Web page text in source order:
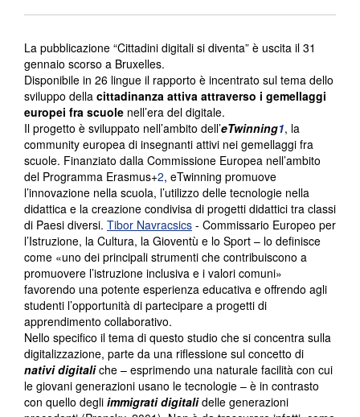
La pubblicazione “Cittadini digitali si diventa” è uscita il 31
gennaio scorso a Bruxelles.
Disponibile in 26 lingue il rapporto è incentrato sul tema dello
sviluppo della cittadinanza attiva attraverso i gemellaggi
europei fra scuole nell’era del digitale.
Il progetto è sviluppato nell’ambito dell’eTwinning1, la
community europea di insegnanti attivi nei gemellaggi fra
scuole. Finanziato dalla Commissione Europea nell’ambito
del Programma Erasmus+2, eTwinning promuove
l’innovazione nella scuola, l’utilizzo delle tecnologie nella
didattica e la creazione condivisa di progetti didattici tra classi
di Paesi diversi. Tibor Navracsics - Commissario Europeo per
l’Istruzione, la Cultura, la Gioventù e lo Sport – lo definisce
come «uno dei principali strumenti che contribuiscono a
promuovere l’istruzione inclusiva e i valori comuni»
favorendo una potente esperienza educativa e offrendo agli
studenti l’opportunità di partecipare a progetti di
apprendimento collaborativo.
Nello specifico il tema di questo studio che si concentra sulla
digitalizzazione, parte da una riflessione sul concetto di
nativi digitaliche – esprimendo una naturale facilità con cui
le giovani generazioni usano le tecnologie – è in contrasto
con quello degli immigrati digitalidelle generazioni